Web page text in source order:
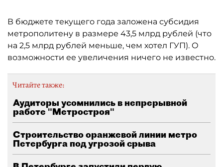
В бюджете текущего года заложена субсидия
метрополитену в размере 43,5 млрд рублей (что
на 2,5 млрд рублей меньше, чем хотел ГУП). О
возможности ее увеличения ничего не известно.
Читайте также:
Аудиторы усомнились в непрерывной
работе "Метростроя"
Строительство оранжевой линии метро
Петербурга под угрозой срыва